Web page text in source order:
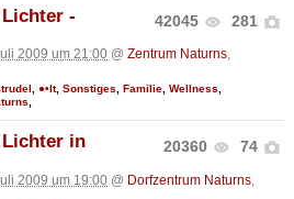
42045 281
-
2009 um 21:00 @ Zentrum Naturns,
, ●•It, Sonstiges, Familie, Wellness,
,
20360 74
Lichter in
2009 um 19:00 @ Dorfzentrum Naturns